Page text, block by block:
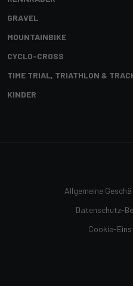
GRAVEL
MOUNTAINBIKE
CYCLO-CROSS
TIME TRIAL, TRIATHLON &
KINDER
Allgemeine
Datenschutz-
Cookie-